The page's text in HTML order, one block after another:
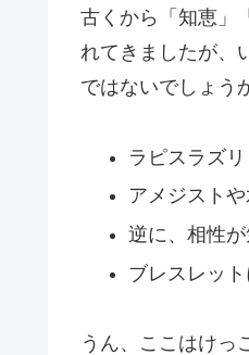
古くから「知恵」
れてきましたが、
ではないでしょう
ラピスラズ
アメジスト
逆に、相性
ブレスレッ
うん、ここはけっ